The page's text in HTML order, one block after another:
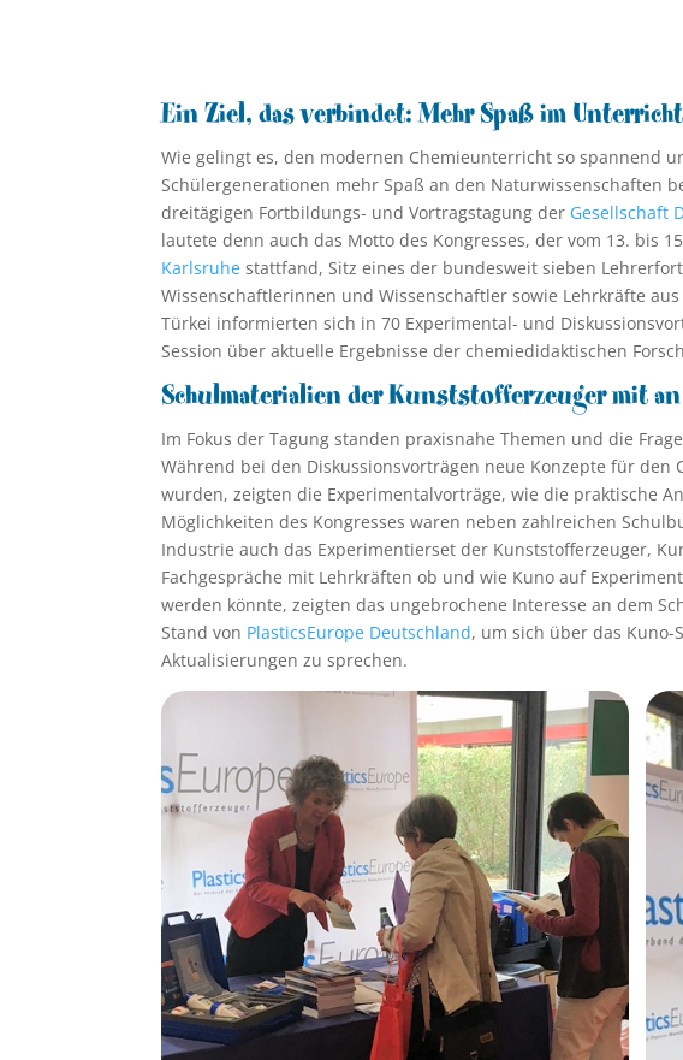
Ein Ziel, das verbindet: Mehr Spaß im Unterricht
Wie gelingt es, den modernen Chemieunterricht so spannend
Schülergenerationen mehr Spaß an den Naturwissenschaften
dreitägigen Fortbildungs- und Vortragstagung der Gesellschaft
lautete denn auch das Motto des Kongresses, der vom 13. bis
Karlsruhe stattfand, Sitz eines der bundesweit sieben
Wissenschaftlerinnen und Wissenschaftler sowie Lehrkräfte
Türkei informierten sich in 70 Experimental- und
Session über aktuelle Ergebnisse der chemiedidaktischen
Schulmaterialien der Kunststofferzeuger mit
Im Fokus der Tagung standen praxisnahe Themen und die
Während bei den Diskussionsvorträgen neue Konzepte für
wurden, zeigten die Experimentalvorträge, wie die praktische
Möglichkeiten des Kongresses waren neben zahlreichen
Industrie auch das Experimentierset der Kunststofferzeuger,
Fachgespräche mit Lehrkräften ob und wie Kuno auf
werden könnte, zeigten das ungebrochene Interesse an dem
Stand von PlasticsEurope Deutschland, um sich über das
Aktualisierungen zu sprechen.